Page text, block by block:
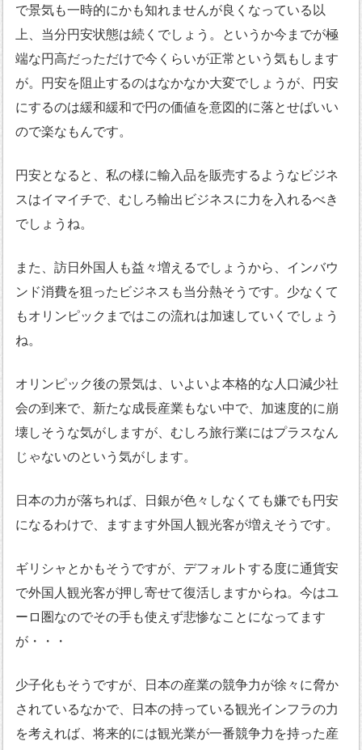
で景気も一時的にかも知れませんが良くなっている以
上、当分円安状態は続くでしょう。というか今までが極
端な円高だっただけで今くらいが正常という気もします
が。円安を阻止するのはなかなか大変でしょうが、円安
にするのは緩和緩和で円の価値を意図的に落とせばいい
ので楽なもんです。
円安となると、私の様に輸入品を販売するようなビジネ
スはイマイチで、むしろ輸出ビジネスに力を入れるべき
でしょうね。
また、訪日外国人も益々増えるでしょうから、インバウ
ンド消費を狙ったビジネスも当分熱そうです。少なくて
もオリンピックまではこの流れは加速していくでしょう
ね。
オリンピック後の景気は、いよいよ本格的な人口減少社
会の到来で、新たな成長産業もない中で、加速度的に崩
壊しそうな気がしますが、むしろ旅行業にはプラスなん
じゃないのという気がします。
日本の力が落ちれば、日銀が色々しなくても嫌でも円安
になるわけで、ますます外国人観光客が増えそうです。
ギリシャとかもそうですが、デフォルトする度に通貨安
で外国人観光客が押し寄せて復活しますからね。今はユ
ーロ圏なのでその手も使えず悲惨なことになってます
が・・・
少子化もそうですが、日本の産業の競争力が徐々に脅か
されているなかで、日本の持っている観光インフラの力
を考えれば、将来的には観光業が一番競争力を持った産